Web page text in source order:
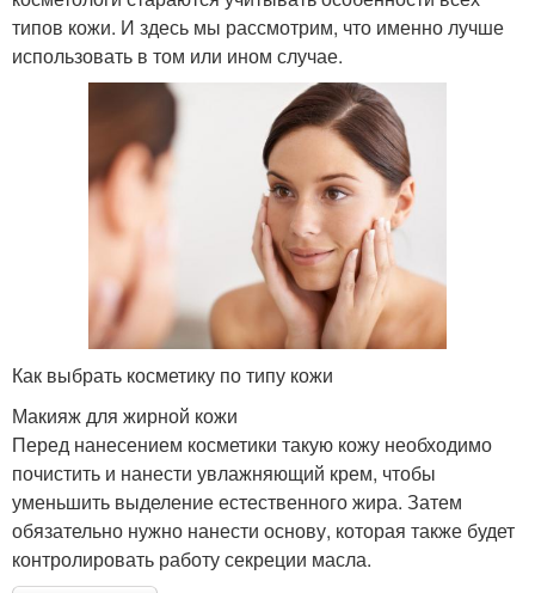
типов кожи. И здесь мы рассмотрим, что именно лучше
использовать в том или ином случае.
Как выбрать косметику по типу кожи
Макияж для жирной кожи
Перед нанесением косметики такую кожу необходимо
почистить и нанести увлажняющий крем, чтобы
уменьшить выделение естественного жира. Затем
обязательно нужно нанести основу, которая также будет
контролировать работу секреции масла.